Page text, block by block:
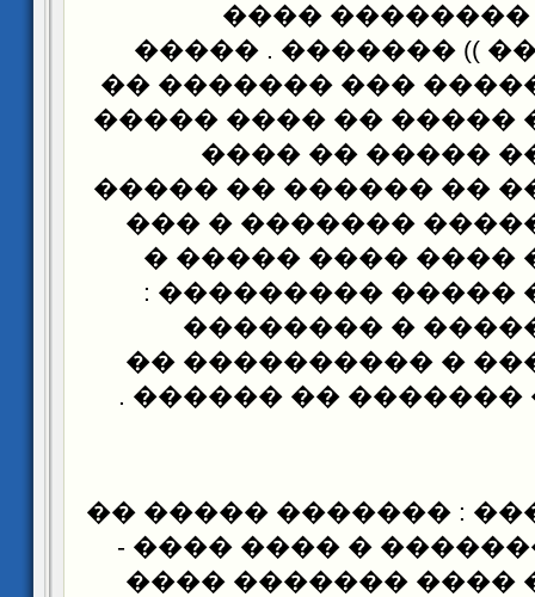
����������
������������ ))
������ �� ������
��� ���� ��� �����
������ � ����
����� ��� ��� ��
�� ������ ������
��� ����� �� ����
��� ������ �
��� ���
���� �� ������ �
�������� ��
������ ��� ��� :
������ ����������
��� ���� ��� ����